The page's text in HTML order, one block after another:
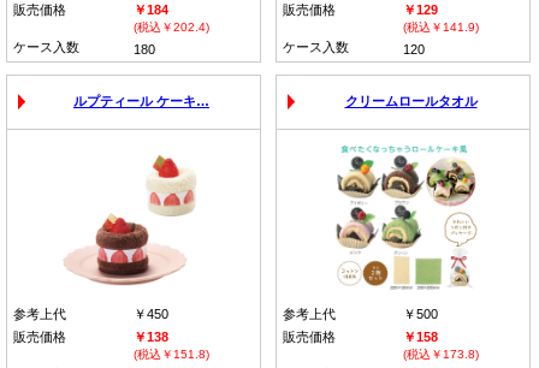
販売価格
￥184
(税込￥202.4)
ケース入数 180
販売価格
￥129
(税込￥141.9)
ケース入数 120
ルプティール ケーキ…
参考上代
￥450
販売価格
￥138
(税込￥151.8)
クリームロールタオル
参考上代
￥500
販売価格
￥158
(税込￥173.8)